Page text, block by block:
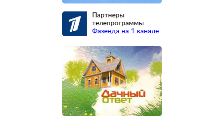
Партнеры
телепрограммы
Фазенда на 1 канале